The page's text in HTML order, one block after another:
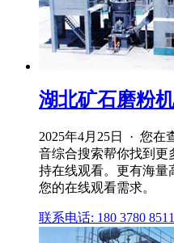
湖北矿石磨粉
2025年4月25日 · 您在
音综合搜索帮你找到更
持在线观看。更有海量
您的在线观看需求。
联系电话: 180 3780 8511